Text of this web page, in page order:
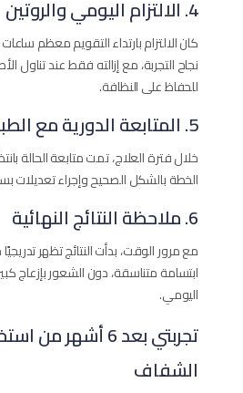
4. الالتزام اليومي والروتين
كان الالتزام بارتداء التقويم معظم
نجاح التجربة، مع إزالته فقط عند تناول
للحفاظ على النظافة.
5. المتابعة الدورية مع الطبيب
خلال فترة العلاج، تمت متابعة الحالة
الخطة بالشكل الصحيح وإجراء تعديلات
6. ملاحظة النتائج النهائية
مع مرور الوقت، بدأت النتائج تظهر
ابتسامة متناسقة، دون الشعور بإزعاج
اليومي.
تجربتي بعد 6 أشهر
الشفاف